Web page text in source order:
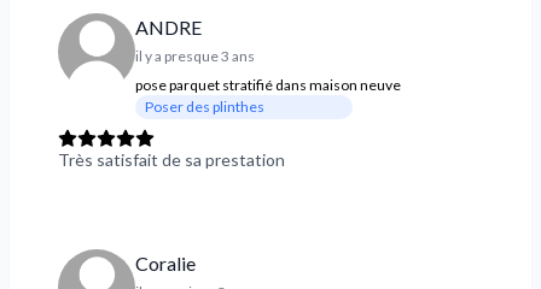
ANDRE
il y a presque 3 ans
pose parquet stratifié dans maison neuve
Poser des plinthes
Très satisfait de sa prestation
Coralie